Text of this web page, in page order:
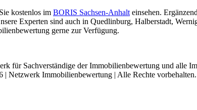
kostenlos im BORIS Sachsen-Anhalt einsehen.
Experten sind auch in Quedlinburg, Halberstadt,
gerne zur Verfügung.
für Sachverständige der Immobilienbewertung und alle
| Netzwerk Immobilienbewertung | Alle Rechte vorbehalten.